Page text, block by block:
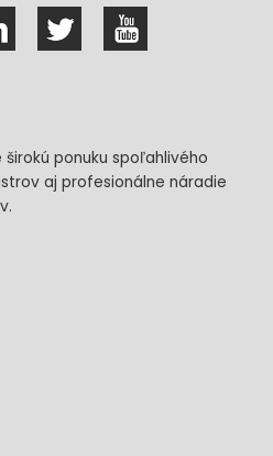
ponuku spoľahlivého
aj profesionálne náradie